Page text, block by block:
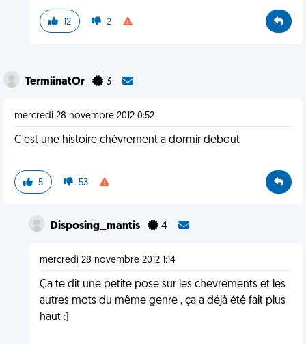
12 2
TermiinatOr 3
mercredi 28 novembre 2012 0:52
C'est une histoire chèvrement a dormir debout
5 53
Disposing_mantis 4
mercredi 28 novembre 2012 1:14
Ça te dit une petite pose sur les chevrements et les
autres mots du même genre , ça a déjà été fait plus
haut :)